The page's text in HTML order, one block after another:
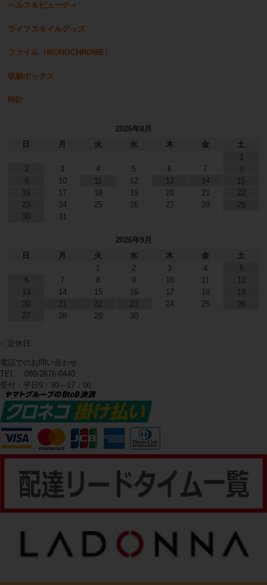
ヘルス＆ビューティ
ライフスタイルグッズ
ファイル（MONOCHROME）
収納ボックス
時計
2026年8月
日
月 火 水 木 金
土
1
2
3 4 5 6 7
8
9
10 11 12 13 14
15
16
17 18 19 20 21
22
23
24 25 26 27 28
29
30
31
2026年9月
日
月 火 水 木 金
土
1
2 3 4
5
6
7 8 9 10 11
12
13
14 15 16 17 18
19
20
21 22 23 24 25
26
27
28 29 30
定休日
電話でのお問い合わせ
TEL: 080-2676-0440
受付：平日9：30～17：00